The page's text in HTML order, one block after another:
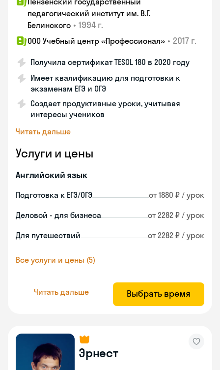
педагогический институт им. В.Г.
Белинского • 1994 г.
ООО Учебный центр «Профессионал» • 2017 г.
Получила сертификат TESOL 180 в 2020 году
Имеет квалификацию для подготовки к
экзаменам ЕГЭ и ОГЭ
Создает продуктивные уроки, учитывая
интересы учеников
Читать дальше
Услуги и цены
Английский язык
Подготовка к ЕГЭ/ОГЭ от 1880 ₽ / урок
Деловой - для бизнеса от 2282 ₽ / урок
Для путешествий от 2282 ₽ / урок
Все услуги и цены (5)
Читать дальше Выбрать время
Эрнест